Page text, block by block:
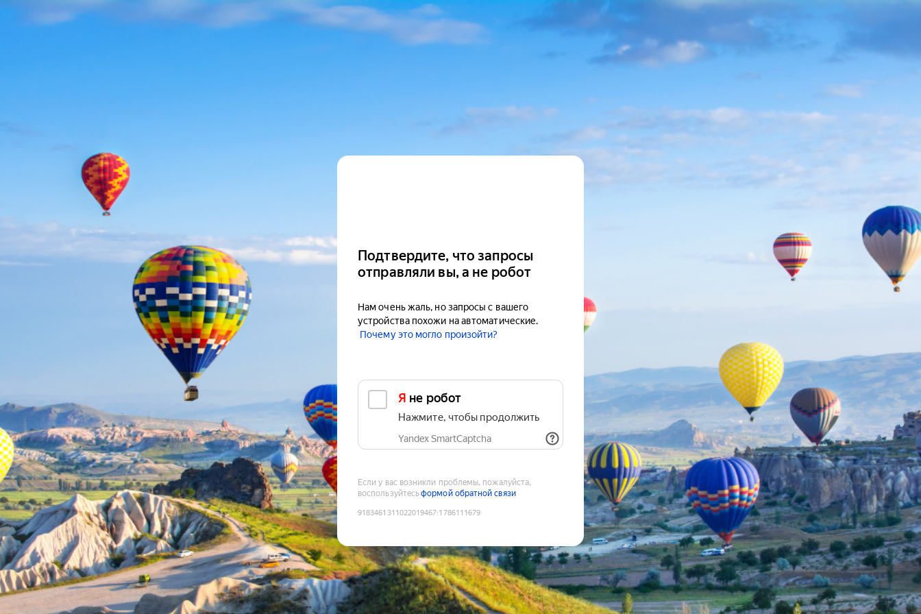
Подтвердите, что запросы
отправляли вы, а не робот
Нам очень жаль, но запросы с вашего
устройства похожи на автоматические.
Почему это могло произойти?
Я не робот
Нажмите, чтобы продолжить
Yandex SmartCaptcha
Если у вас возникли проблемы, пожалуйста,
воспользуйтесьформой обратной связи
9183461311022019467:1786111679